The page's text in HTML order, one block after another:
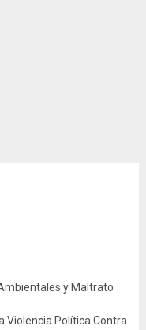
y Maltrato
Violencia Política Contra